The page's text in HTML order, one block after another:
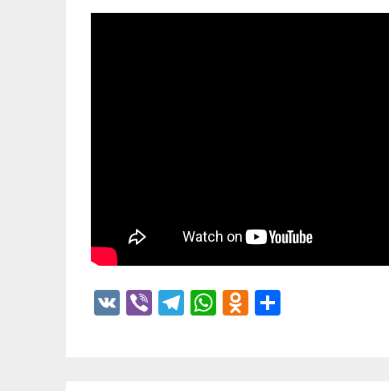
VK ViberTelegram
WhatsApp
Odnoklassniki